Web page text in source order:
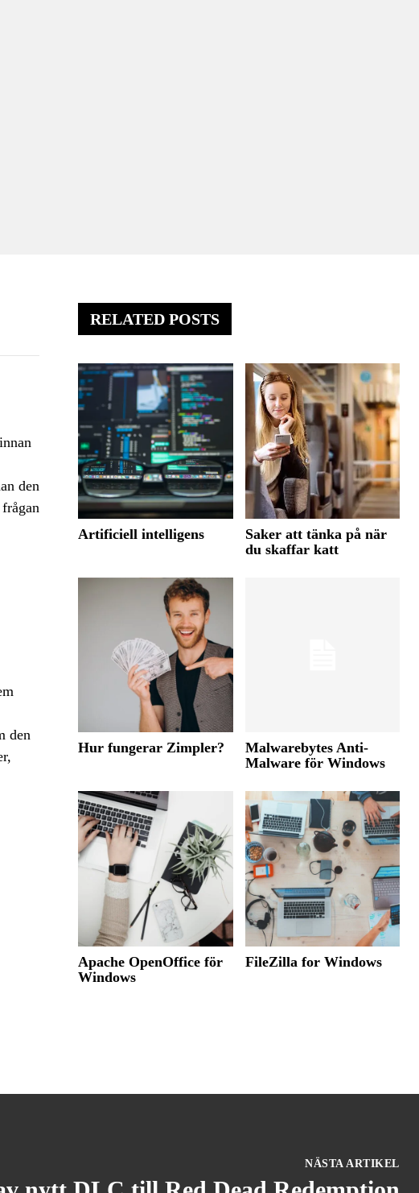
den
den
RELATED POSTS
Artificiell intelligens
Saker att tänka på när
du skaffar katt
Hur fungerar Zimpler?
Malwarebytes Anti-
Malware för Windows
Apache OpenOffice för
Windows
FileZilla for Windows
NÄSTA ARTIKEL